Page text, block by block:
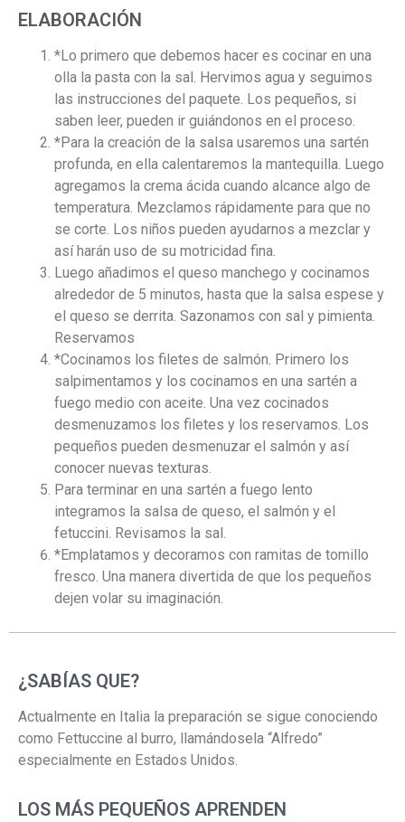
ELABORACIÓN
*Lo primero que debemos hacer es cocinar en una
olla la pasta con la sal. Hervimos agua y seguimos
las instrucciones del paquete. Los pequeños, si
saben leer, pueden ir guiándonos en el proceso.
*Para la creación de la salsa usaremos una sartén
profunda, en ella calentaremos la mantequilla. Luego
agregamos la crema ácida cuando alcance algo de
temperatura. Mezclamos rápidamente para que no
se corte. Los niños pueden ayudarnos a mezclar y
así harán uso de su motricidad fina.
Luego añadimos el queso manchego y cocinamos
alrededor de 5 minutos, hasta que la salsa espese y
el queso se derrita. Sazonamos con sal y pimienta.
Reservamos
*Cocinamos los filetes de salmón. Primero los
salpimentamos y los cocinamos en una sartén a
fuego medio con aceite. Una vez cocinados
desmenuzamos los filetes y los reservamos. Los
pequeños pueden desmenuzar el salmón y así
conocer nuevas texturas.
Para terminar en una sartén a fuego lento
integramos la salsa de queso, el salmón y el
fetuccini. Revisamos la sal.
*Emplatamos y decoramos con ramitas de tomillo
fresco. Una manera divertida de que los pequeños
dejen volar su imaginación.
¿SABÍAS QUE?
Actualmente en Italia la preparación se sigue conociendo
como Fettuccine al burro, llamándosela “Alfredo”
especialmente en Estados Unidos.
LOS MÁS PEQUEÑOS APRENDEN